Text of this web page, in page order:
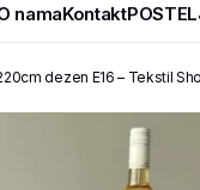
namaKontakt
dezen E16 – Tekstil